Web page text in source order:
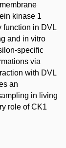
kinase 1
function in DVL
and in vitro
specific
via
with DVL
an
in living
role of CK1